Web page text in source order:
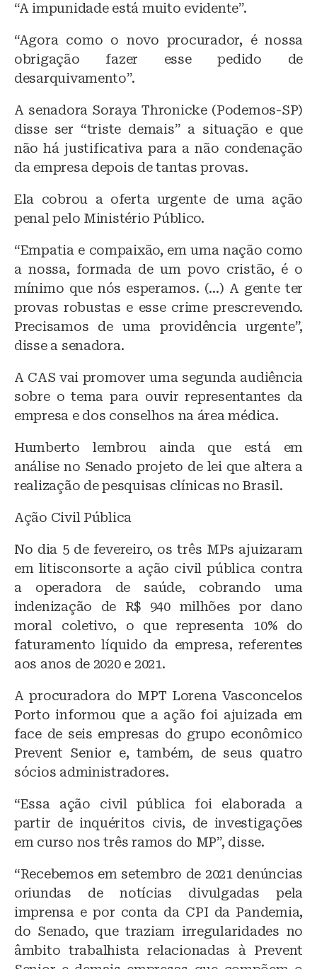
“A impunidade está muito evidente”.
“Agora como o novo procurador, é nossa
obrigação fazer esse pedido de
desarquivamento”.
A senadora Soraya Thronicke (Podemos-SP)
disse ser “triste demais” a situação e que
não há justificativa para a não condenação
da empresa depois de tantas provas.
Ela cobrou a oferta urgente de uma ação
penal pelo Ministério Público.
“Empatia e compaixão, em uma nação como
a nossa, formada de um povo cristão, é o
mínimo que nós esperamos. (…) A gente ter
provas robustas e esse crime prescrevendo.
Precisamos de uma providência urgente”,
disse a senadora.
A CAS vai promover uma segunda audiência
sobre o tema para ouvir representantes da
empresa e dos conselhos na área médica.
Humberto lembrou ainda que está em
análise no Senado projeto de lei que altera a
realização de pesquisas clínicas no Brasil.
Ação Civil Pública
No dia 5 de fevereiro, os três MPs ajuizaram
em litisconsorte a ação civil pública contra
a operadora de saúde, cobrando uma
indenização de R$ 940 milhões por dano
moral coletivo, o que representa 10% do
faturamento líquido da empresa, referentes
aos anos de 2020 e 2021.
A procuradora do MPT Lorena Vasconcelos
Porto informou que a ação foi ajuizada em
face de seis empresas do grupo econômico
Prevent Senior e, também, de seus quatro
sócios administradores.
“Essa ação civil pública foi elaborada a
partir de inquéritos civis, de investigações
em curso nos três ramos do MP”, disse.
“Recebemos em setembro de 2021 denúncias
oriundas de notícias divulgadas pela
imprensa e por conta da CPI da Pandemia,
do Senado, que traziam irregularidades no
âmbito trabalhista relacionadas à Prevent